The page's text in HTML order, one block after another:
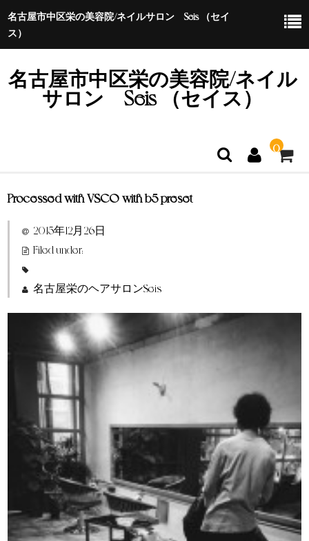
名古屋市中区栄の美容院/ネイルサロン Seis （セイ
ス）
名古屋市中区栄の美容院/ネイル
サロン Seis （セイス）
0
ホーム
特定商取引法に基づく表示
Processed with VSCO with b5 preset
2015年12月26日
Filed under:
名古屋栄のヘアサロンSeis